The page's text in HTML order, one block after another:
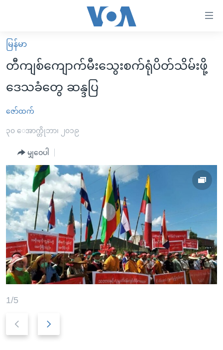
လွယ်ကူ
စေ
များ
ပင်မ
ကျော်
ကြည့်
ရန်
ပင်မ
အ
ညွန်း
စာမျက်နှာ
သို့
ကျော်
ရှာဖွေ
ရန်
မူလစာမျက်နှာ
မြန်မာ
ကမ္ဘာ့သတင်းများ
နိုင်ငံတကာ
အစ္စရေး-ပါလက်စတိုင်း
ဗွီဒီယို
အင်္ဂလိပ်စာလေ့လာမယ်
အမေရိကန်သုံးအီဒီယံ
မကြေးမုံရဲ့ အင်္ဂလိပ်စာ
ရုပ်ရှင်ထဲက အင်္ဂလိပ်စာ
သုတပဒေသာ အင်္ဂလိပ်စာ
အပတ်စဉ်ကဏ္ဍများ
ရေဒီယို
တီဗွီ
ရေဒီယိုနှင့်ရုပ်သံ အချက်အလက်များ
ရေဒီယို/တီဗွီအစီအစဉ်
Learning English
ဗွီအိုအေ လူမှုကွန်ယက်များ
မြန်မာ
တီကျစ်ကျောက်မီးသွေးစက်ရုံပိတ်သိမ်းဖို့
ဒေသခံတွေ ဆန္ဒပြ
ဇော်ထက်
၃၀ ေအာက္တိုဘာ၊ ၂၀၁၉
မျှဝေပါ
1/5
Previous
Next